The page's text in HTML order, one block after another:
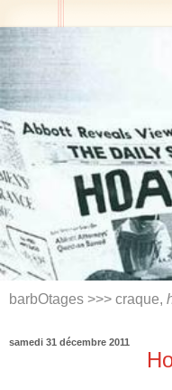
barbOtages >>> craque,
samedi 31 décembre 2011